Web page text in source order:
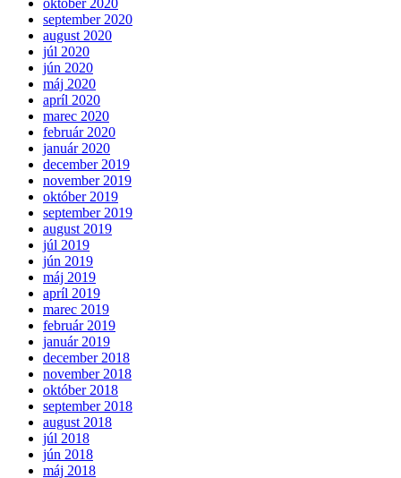
október 2020
september 2020
august 2020
júl 2020
jún 2020
máj 2020
apríl 2020
marec 2020
február 2020
január 2020
december 2019
november 2019
október 2019
september 2019
august 2019
júl 2019
jún 2019
máj 2019
apríl 2019
marec 2019
február 2019
január 2019
december 2018
november 2018
október 2018
september 2018
august 2018
júl 2018
jún 2018
máj 2018